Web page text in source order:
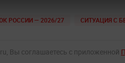
РОССИИ — 2026/27 СИТУАЦИЯ С
Вы соглашаетесь с приложенной